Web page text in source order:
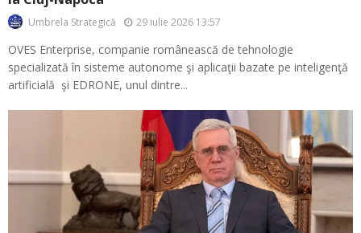
Umbrela Strategică 29 iulie 2026 13:57
OVES Enterprise, companie românească de tehnologie
specializată în sisteme autonome şi aplicaţii bazate pe inteligenţă
artificială şi EDRONE, unul dintre...